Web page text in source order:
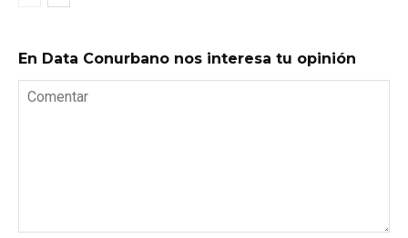
En Data Conurbano nos interesa tu opinión